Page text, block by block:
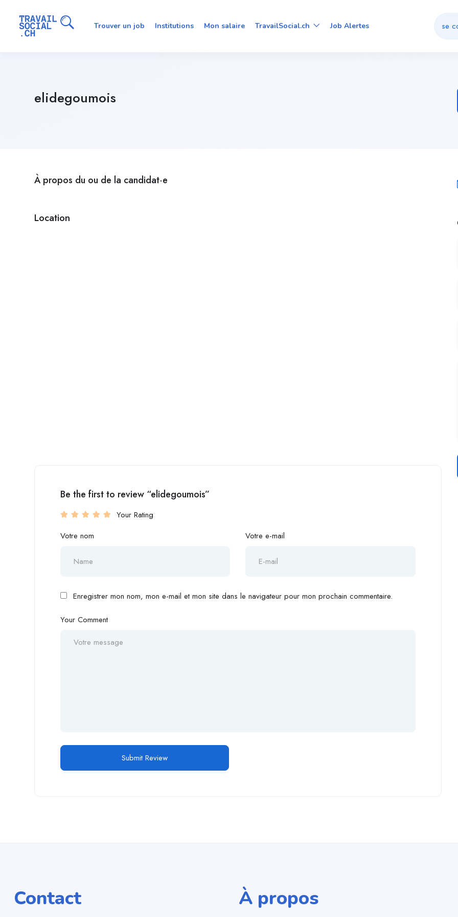
Trouver un job Institutions Mon salaire TravailSocial.ch Job Alertes se
elidegoumois
À propos du ou de la candidat·e
Location
Be the first to review “elidegoumois”
Your Rating
Votre nom
Votre e-mail
Enregistrer mon nom, mon e-mail et mon site dans le navigateur pour mon prochain commentaire.
Your Comment
Contact À propos